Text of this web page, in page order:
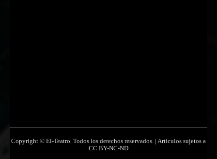
Copyright © El-Teatro| Todos los derechos reservados. | Artículos sujetos a
CC BY-NC-ND